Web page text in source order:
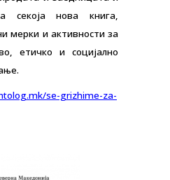
секоја нова книга,
мерки и активности за
етичко и социјално
se-grizhime-za-